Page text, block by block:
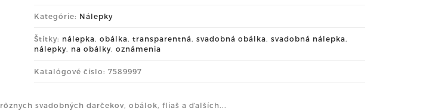
Kategórie: Nálepky
Štítky: nálepka, obálka, transparentná, svadobná obálka, svadobná nálepka,
nálepky, na obálky, oznámenia
Katalógové číslo: 7589997
rôznych svadobných darčekov, obálok, fliaš a ďalších...